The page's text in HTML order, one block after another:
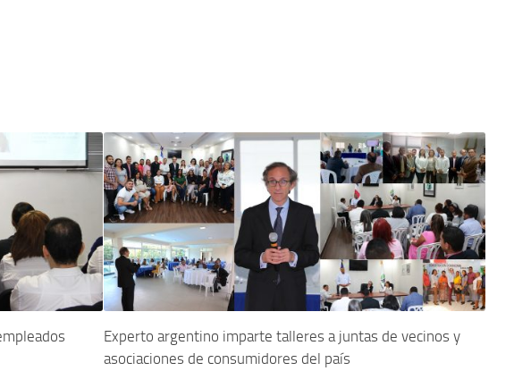
Experto argentino imparte talleres a juntas de vecinos y
asociaciones de consumidores del país